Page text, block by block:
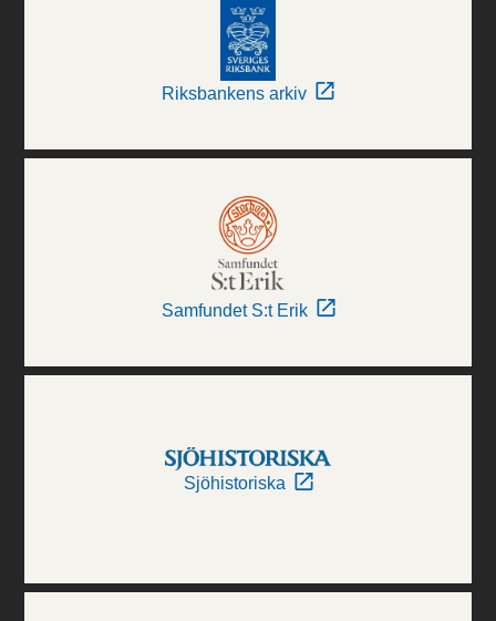
Riksbankens arkiv
Samfundet S:t Erik
Sjöhistoriska